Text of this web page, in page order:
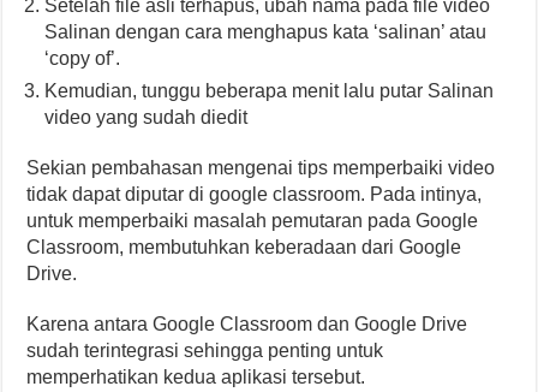
Setelah file asli terhapus, ubah nama pada file video
Salinan dengan cara menghapus kata ‘salinan’ atau
‘copy of’.
Kemudian, tunggu beberapa menit lalu putar Salinan
video yang sudah diedit
Sekian pembahasan mengenai tips memperbaiki video
tidak dapat diputar di google classroom. Pada intinya,
untuk memperbaiki masalah pemutaran pada Google
Classroom, membutuhkan keberadaan dari Google
Drive.
Karena antara Google Classroom dan Google Drive
sudah terintegrasi sehingga penting untuk
memperhatikan kedua aplikasi tersebut.